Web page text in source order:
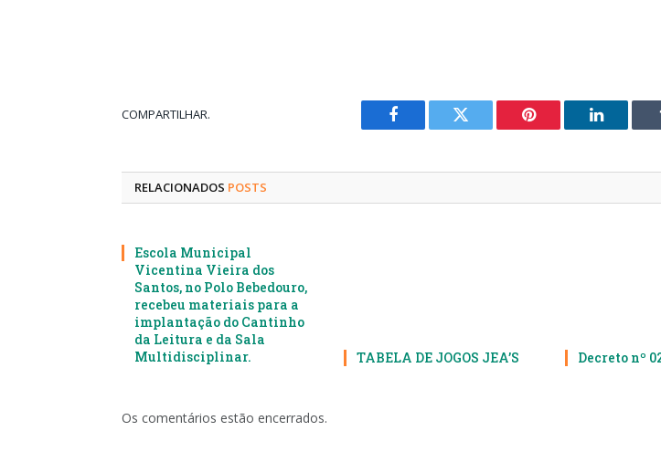
COMPARTILHAR.
Facebook Twitter Pinterest LinkedIn
RELACIONADOS POSTS
Escola Municipal
Vicentina Vieira dos
Santos, no Polo Bebedouro,
recebeu materiais para a
implantação do Cantinho
da Leitura e da Sala
Multidisciplinar.
TABELA DE JOGOS JEA’S Decreto nº
Os comentários estão encerrados.